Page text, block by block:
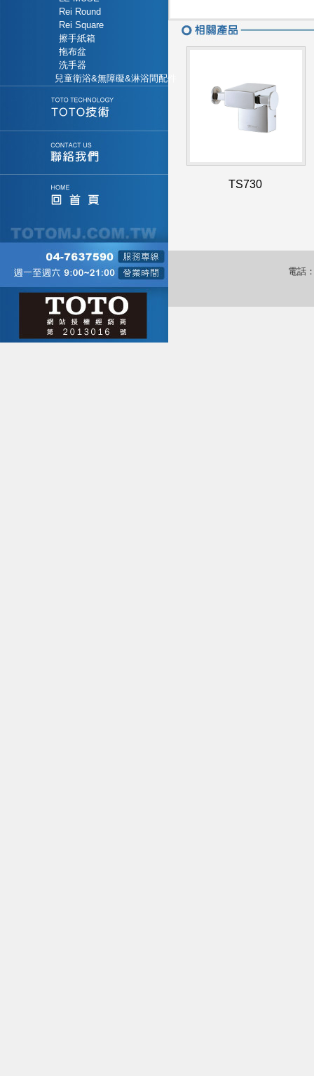
Rei Round
Rei Square
擦手紙箱
拖布盆
洗手器
兒童衛浴&無障礙&淋浴間配件
TS730
電話